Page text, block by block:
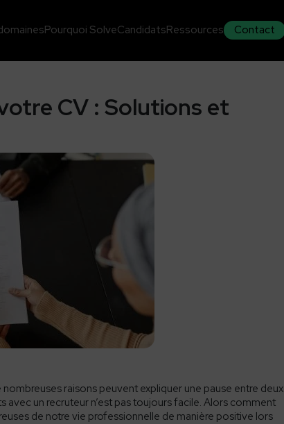
Pourquoi SolveCandidatsRessources Contact
CV : Solutions et
raisons peuvent expliquer une pause entre deux
un recruteur n’est pas toujours facile. Alors comment
de notre vie professionnelle de manière positive lors